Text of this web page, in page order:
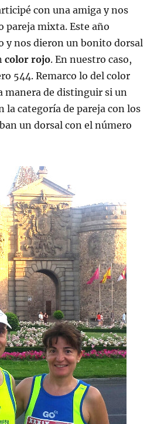
con una amiga y nos
pareja mixta. Este año
y nos dieron un bonito dorsal
color rojo. En nuestro caso,
544. Remarco lo del color
manera de distinguir si un
la categoría de pareja con los
un dorsal con el número